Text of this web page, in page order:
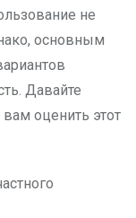
не
основным
Давайте
оценить этот